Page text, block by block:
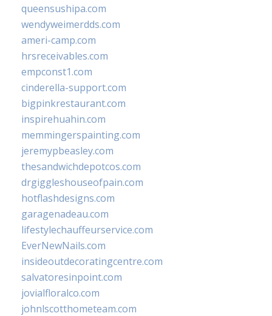
queensushipa.com
wendyweimerdds.com
ameri-camp.com
hrsreceivables.com
empconst1.com
cinderella-support.com
bigpinkrestaurant.com
inspirehuahin.com
memmingerspainting.com
jeremypbeasley.com
thesandwichdepotcos.com
drgiggleshouseofpain.com
hotflashdesigns.com
garagenadeau.com
lifestylechauffeurservice.com
EverNewNails.com
insideoutdecoratingcentre.com
salvatoresinpoint.com
jovialfloralco.com
johnlscotthometeam.com